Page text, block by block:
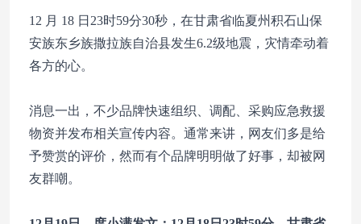
12 月 18 日23时59分30秒，在甘肃省临夏州积石山保
安族东乡族撒拉族自治县发生6.2级地震，灾情牵动着
各方的心。
消息一出，不少品牌快速组织、调配、采购应急救援
物资并发布相关宣传内容。通常来讲，网友们多是给
予赞赏的评价，然而有个品牌明明做了好事，却被网
友群嘲。